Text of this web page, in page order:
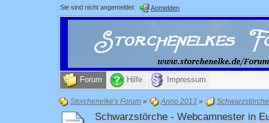
Sie sind nicht angemeldet. Anmelden
Forum Hilfe Impressum
Storchenelke's Forum » Anno 2013 » Schwarzstörche
Schwarzstörche - Webcamnester in